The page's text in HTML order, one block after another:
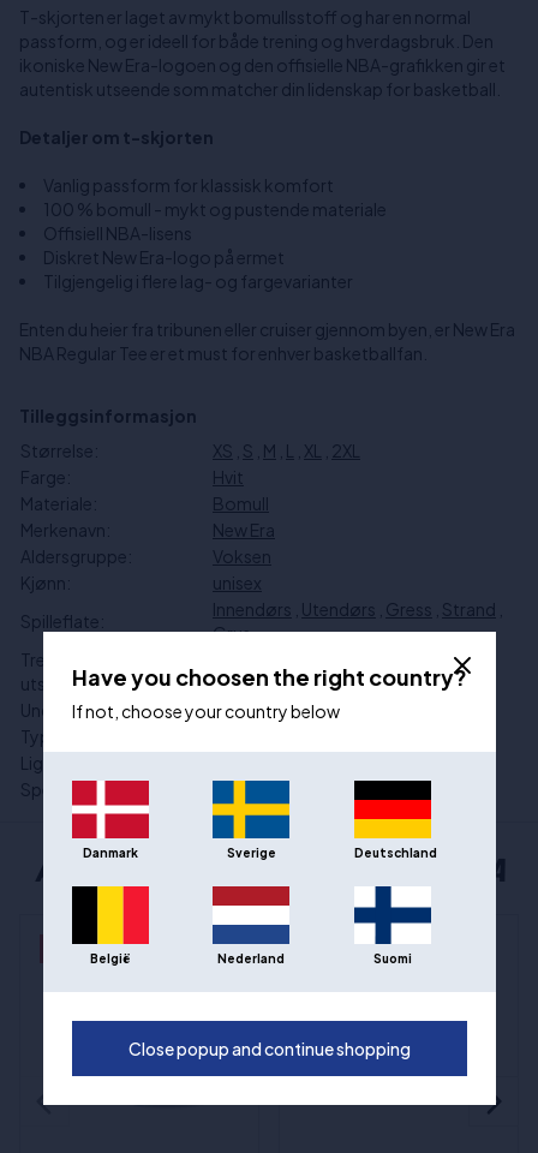
T-skjorten er laget av mykt bomullsstoff og har en normal
passform, og er ideell for både trening og hverdagsbruk. Den
ikoniske New Era-logoen og den offisielle NBA-grafikken gir et
autentisk utseende som matcher din lidenskap for basketball.
Detaljer om t-skjorten
Vanlig passform for klassisk komfort
100 % bomull - mykt og pustende materiale
Offisiell NBA-lisens
Diskret New Era-logo på ermet
Tilgjengelig i flere lag- og fargevarianter
Enten du heier fra tribunen eller cruiser gjennom byen, er New Era
NBA Regular Tee er et must for enhver basketballfan.
Tilleggsinformasjon
Størrelse:
XS S M L XL
2XL
Farge:
Hvit
Materiale:
Bomull
Merkenavn:
New Era
Aldersgruppe:
Voksen
Kjønn:
unisex
Spilleflate:
Innendørs Utendørs Gress Strand
Grus
Treningsutstyr og
utstyr:
Klær
Underkategori:
T-skjorter
Type idrett:
Ligaen:
Spesialtilbud:
ANDRE POPULÆRE VALG FRA NEW ERA
- 25%
Have you choosen the right country?
If not, choose your country below
Danmark Sverige Deutschland
België Nederland Suomi
Close popup and continue shopping